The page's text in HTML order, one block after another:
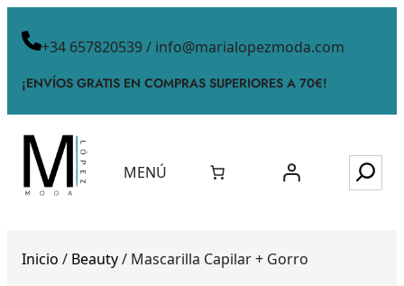
+34 657820539 / info@marialopezmoda.com
¡ENVÍOS GRATIS EN COMPRAS SUPERIORES A 70€!
MENÚ
Inicio / Beauty/ Mascarilla Capilar + Gorro